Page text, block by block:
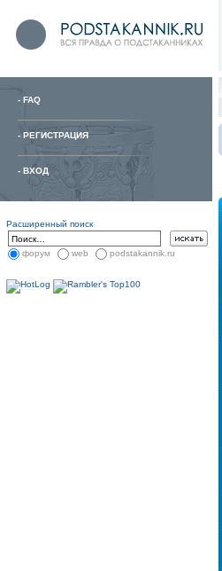
- FAQ
- РЕГИСТРАЦИЯ
- ВХОД
Расширенный поиск
форум web podstakannik.ru